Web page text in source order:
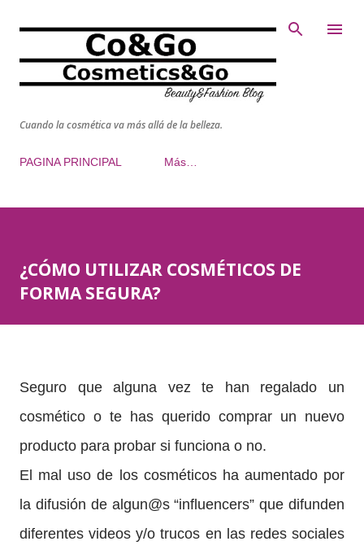
Cuando la cosmética va más allá de la belleza.
PAGINA PRINCIPAL Más…
¿CÓMO UTILIZAR COSMÉTICOS DE
FORMA SEGURA?
Seguro que alguna vez te han regalado un
cosmético o te has querido comprar un nuevo
producto para probar si funciona o no.
El mal uso de los cosméticos ha aumentado por
la difusión de algun@s “influencers” que difunden
diferentes videos y/o trucos en las redes sociales